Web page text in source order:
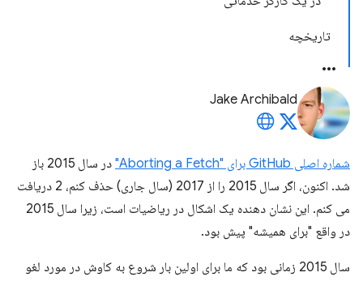
تاریخچه
Jake Archibald
شماره اصلی GitHub برای "Aborting a Fetch"
در سال 2015 باز
شد. اکنون، اگر سال 2015 را از 2017 (سال جاری) حذف کنم، 2 دریافت
می کنم. این نشان دهنده یک اشکال در ریاضیات است، زیرا سال 2015
در واقع "برای همیشه" پیش بود.
سال 2015 زمانی بود که ما برای اولین بار شروع به کاوش در مورد لغو